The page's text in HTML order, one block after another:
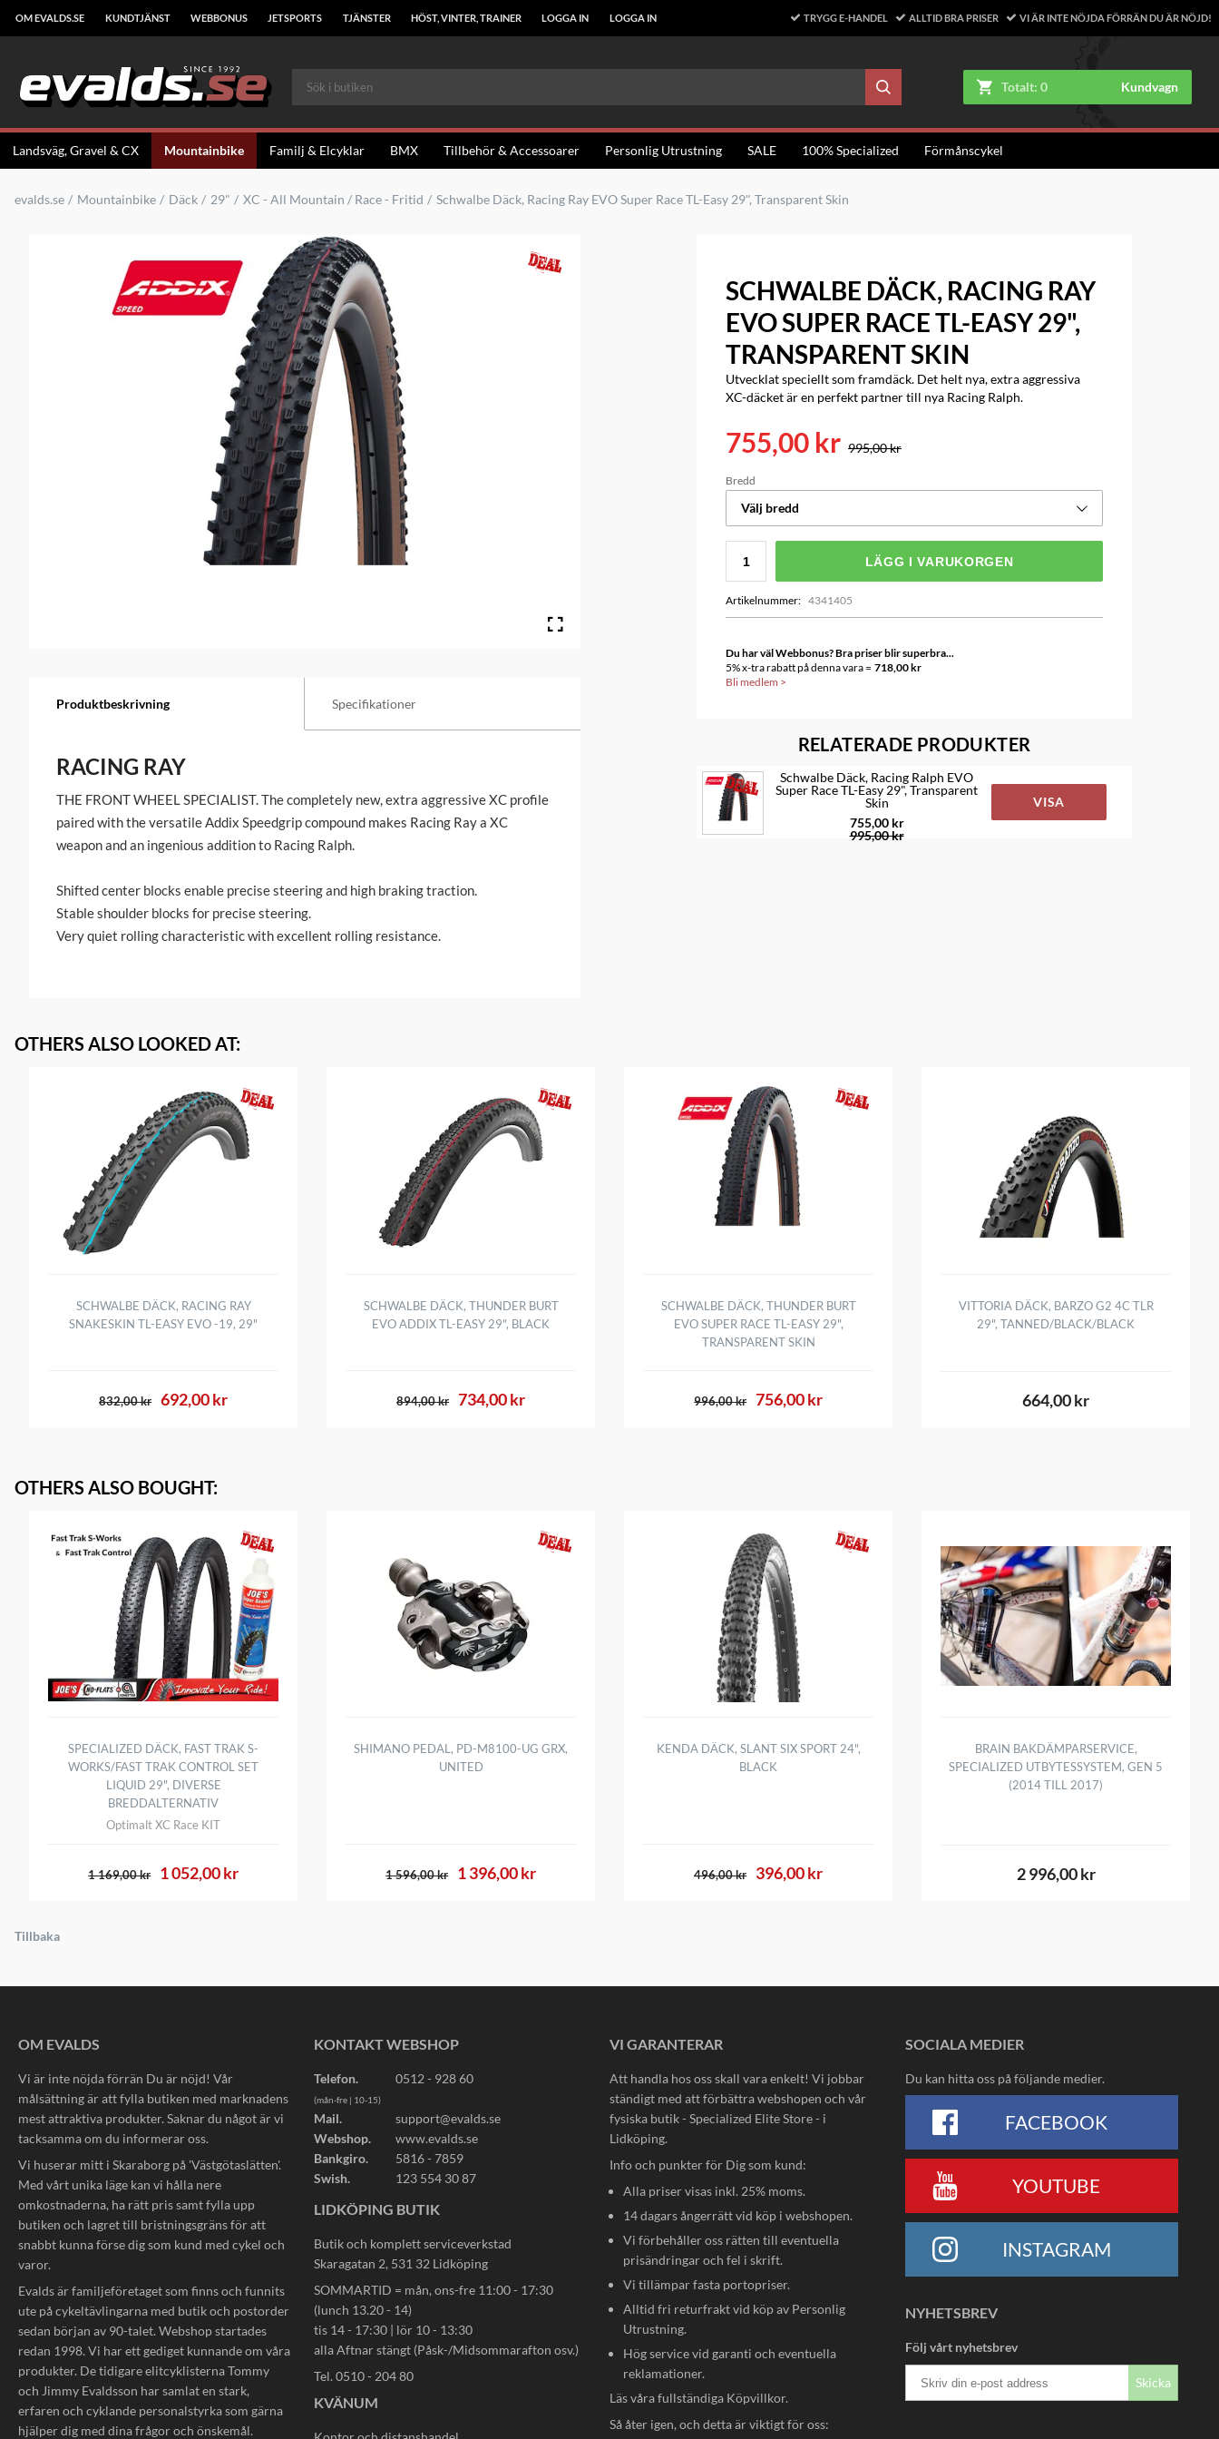
OM EVALDS.SE KUNDTJÄNST WEBBONUS JETSPORTS TJÄNSTER HÖST, VINTER, TRAINER LOGGA IN LOGGA IN TRYGG E-HANDEL ALLTID BRA PRISER VI ÄR INTE NÖJDA FÖRRÄN DU ÄR NÖJD!
Totalt: 0 Kundvagn
Landsväg, Gravel & CX Mountainbike Familj & Elcyklar BMX Tillbehör & Accessoarer Personlig Utrustning SALE 100% Specialized Förmånscykel
evalds.se Mountainbike Däck 29" XC - All Mountain / Race - Fritid Schwalbe Däck, Racing Ray EVO Super Race TL-Easy 29", Transparent Skin
Produktbeskrivning Specifikationer
RACING RAY
THE FRONT WHEEL SPECIALIST.The completely new, extra aggressive XC profile
paired with the versatile Addix Speedgrip compound makes Racing Ray a XC
weapon and an ingenious addition to Racing Ralph.
Shifted center blocks enable precise steering and high braking traction.
Stable shoulder blocks for precise steering.
Very quiet rolling characteristic with excellent rolling resistance.
SCHWALBE DÄCK, RACING RAY
EVO SUPER RACE TL-EASY 29",
TRANSPARENT SKIN
Utvecklat speciellt som framdäck. Det helt nya, extra aggressiva
XC-däcket är en perfekt partner till nya Racing Ralph.
755,00 kr 995,00 kr
Bredd
Välj bredd
LÄGG I VARUKORGEN
Artikelnummer: 4341405
Du har väl Webbonus? Bra priser blir superbra...
5% x-tra rabatt på denna vara = 718,00 kr
Bli medlem >
RELATERADE PRODUKTER
Schwalbe Däck, Racing Ralph EVO
Super Race TL-Easy 29", Transparent
Skin
755,00 kr
995,00 kr
VISA
OTHERS ALSO LOOKED AT:
SCHWALBE DÄCK, RACING RAY
SNAKESKIN TL-EASY EVO -19, 29"
692,00 kr
832,00 kr
SCHWALBE DÄCK, THUNDER BURT
EVO ADDIX TL-EASY 29", BLACK
734,00 kr
894,00 kr
SCHWALBE DÄCK, THUNDER BURT
EVO SUPER RACE TL-EASY 29",
TRANSPARENT SKIN
756,00 kr
996,00 kr
VITTORIA DÄCK, BARZO G2 4C TLR
29", TANNED/BLACK/BLACK
664,00 kr
OTHERS ALSO BOUGHT:
SPECIALIZED DÄCK, FAST TRAK S-
WORKS/FAST TRAK CONTROL SET
LIQUID 29", DIVERSE
BREDDALTERNATIV
Optimalt XC Race KIT
1 052,00 kr
1 169,00 kr
SHIMANO PEDAL, PD-M8100-UG GRX,
UNITED
1 396,00 kr
1 596,00 kr
KENDA DÄCK, SLANT SIX SPORT 24",
BLACK
396,00 kr
496,00 kr
BRAIN BAKDÄMPARSERVICE,
SPECIALIZED UTBYTESSYSTEM, GEN 5
(2014 TILL 2017)
2 996,00 kr
Tillbaka
OM EVALDS
Vi är inte nöjda förrän Du är nöjd! Vår
målsättning är att fylla butiken med marknadens
mest attraktiva produkter. Saknar du något är vi
tacksamma om du informerar oss.
Vi huserar mitt i Skaraborg på 'Västgötaslätten'.
Med vårt unika läge kan vi hålla nere
omkostnaderna, ha rätt pris samt fylla upp
butiken och lagret till bristningsgräns för att
snabbt kunna förse dig som kund med cykel och
varor.
Evalds är familjeföretaget som finns och funnits
ute på cykeltävlingarna med butik och postorder
sedan början av 90-talet. Webshop startades
redan 1998. Vi har ett gediget kunnande om våra
produkter. De tidigare elitcyklisterna Tommy
och Jimmy Evaldsson har samlat en stark,
erfaren och cyklande personalstyrka som gärna
hjälper dig med dina frågor och önskemål.
KONTAKT WEBSHOP
Telefon. 0512 - 928 60
(mån-fre | 10-15)
Mail.
support@evalds.se
Webshop.
www.evalds.se
Bankgiro.
5816 - 7859
Swish.
123 554 30 87
LIDKÖPING BUTIK
Butik och komplett serviceverkstad
Skaragatan 2, 531 32 Lidköping
SOMMARTID = mån, ons-fre 11:00 - 17:30
(lunch 13.20 - 14)
tis 14 - 17:30 | lör 10 - 13:30
alla Aftnar stängt (Påsk-/Midsommarafton osv.)
Tel. 0510 - 204 80
KVÄNUM
VI GARANTERAR
Att handla hos oss skall vara enkelt! Vi jobbar
ständigt med att förbättra webshopen och vår
fysiska butik - Specialized Elite Store - i
Lidköping.
Info och punkter för Dig som kund:
Alla priser visas inkl. 25% moms.
14 dagars ångerrätt vid köp i webshopen.
Vi förbehåller oss rätten till eventuella
prisändringar och fel i skrift.
Vi tillämpar fasta portopriser.
Alltid fri returfrakt vid köp av Personlig
Utrustning.
Hög service vid garanti och eventuella
reklamationer.
Läs våra fullständiga Köpvillkor.
Så åter igen, och detta är viktigt för oss:
SOCIALA MEDIER
Du kan hitta oss på följande medier.
FACEBOOK
YOUTUBE
INSTAGRAM
NYHETSBREV
Följ vårt nyhetsbrev
Skicka